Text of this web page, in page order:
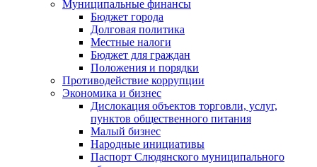
Муниципальные финансы
Бюджет города
Долговая политика
Местные налоги
Бюджет для граждан
Положения и порядки
Противодействие коррупции
Экономика и бизнес
Дислокация объектов торговли, услуг,
пунктов общественного питания
Малый бизнес
Народные инициативы
Паспорт Слюдянского муниципального